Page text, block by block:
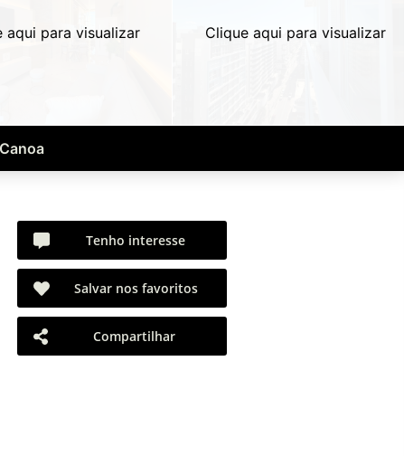
aqui para visualizar Clique aqui para visualizar
Tenho interesse
Salvar nos favoritos
Compartilhar